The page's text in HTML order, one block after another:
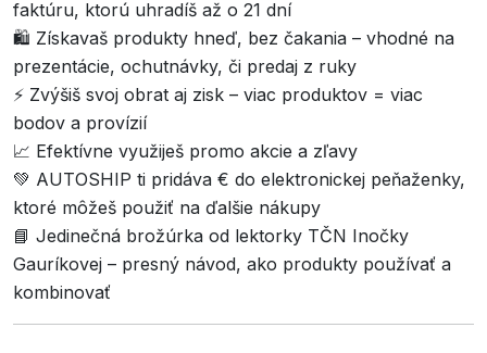
faktúru, ktorú uhradíš až o 21 dní
🛍️ Získavaš produkty hneď, bez čakania – vhodné na
prezentácie, ochutnávky, či predaj z ruky
⚡ Zvýšiš svoj obrat aj zisk – viac produktov = viac
bodov a provízií
📈 Efektívne využiješ promo akcie a zľavy
💚 AUTOSHIP ti pridáva € do elektronickej peňaženky,
ktoré môžeš použiť na ďalšie nákupy
📘 Jedinečná brožúrka od lektorky TČN Inočky
Gauríkovej – presný návod, ako produkty používať a
kombinovať